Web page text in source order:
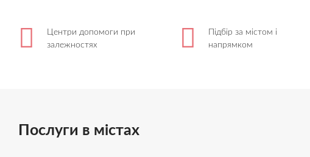
Центри допомоги при
залежностях
Підбір за містом і
напрямком
Послуги в містах